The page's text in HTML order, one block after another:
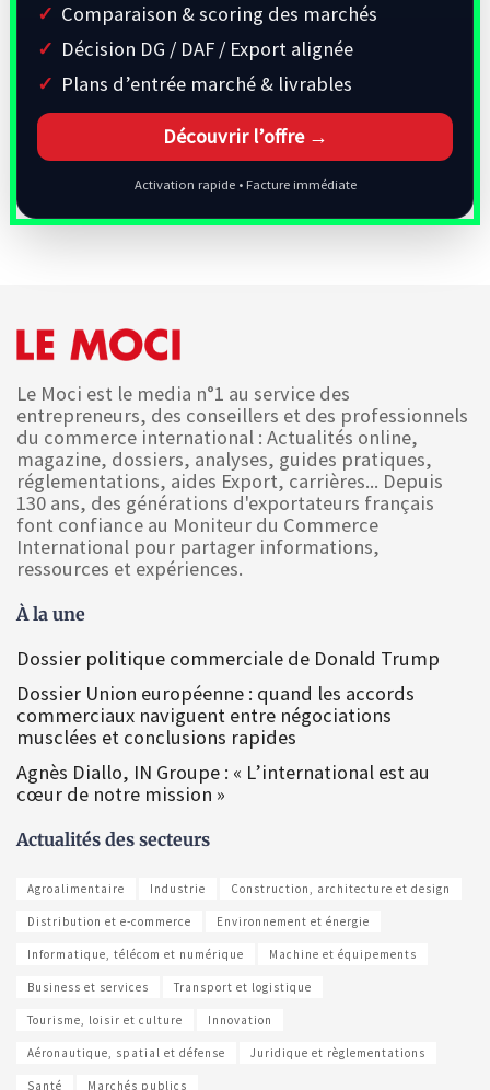
Comparaison & scoring des marchés
Décision DG / DAF / Export alignée
Plans d’entrée marché & livrables
Découvrir l’offre →
Activation rapide • Facture immédiate
Le Moci est le media n°1 au service des
entrepreneurs, des conseillers et des professionnels
du commerce international : Actualités online,
magazine, dossiers, analyses, guides pratiques,
réglementations, aides Export, carrières... Depuis
130 ans, des générations d'exportateurs français
font confiance au Moniteur du Commerce
International pour partager informations,
ressources et expériences.
À la une
Dossier politique commerciale de Donald Trump
Dossier Union européenne : quand les accords
commerciaux naviguent entre négociations
musclées et conclusions rapides
Agnès Diallo, IN Groupe : « L’international est au
cœur de notre mission »
Actualités des secteurs
Agroalimentaire Industrie Construction, architecture et design
Distribution et e-commerce Environnement et énergie
Informatique, télécom et numérique Machine et équipements
Business et services Transport et logistique
Tourisme, loisir et culture Innovation
Aéronautique, spatial et défense Juridique et règlementations
Santé Marchés publics